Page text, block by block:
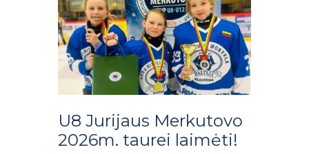
U8 Jurijaus Merkutovo
2026m. taurei laimėti!